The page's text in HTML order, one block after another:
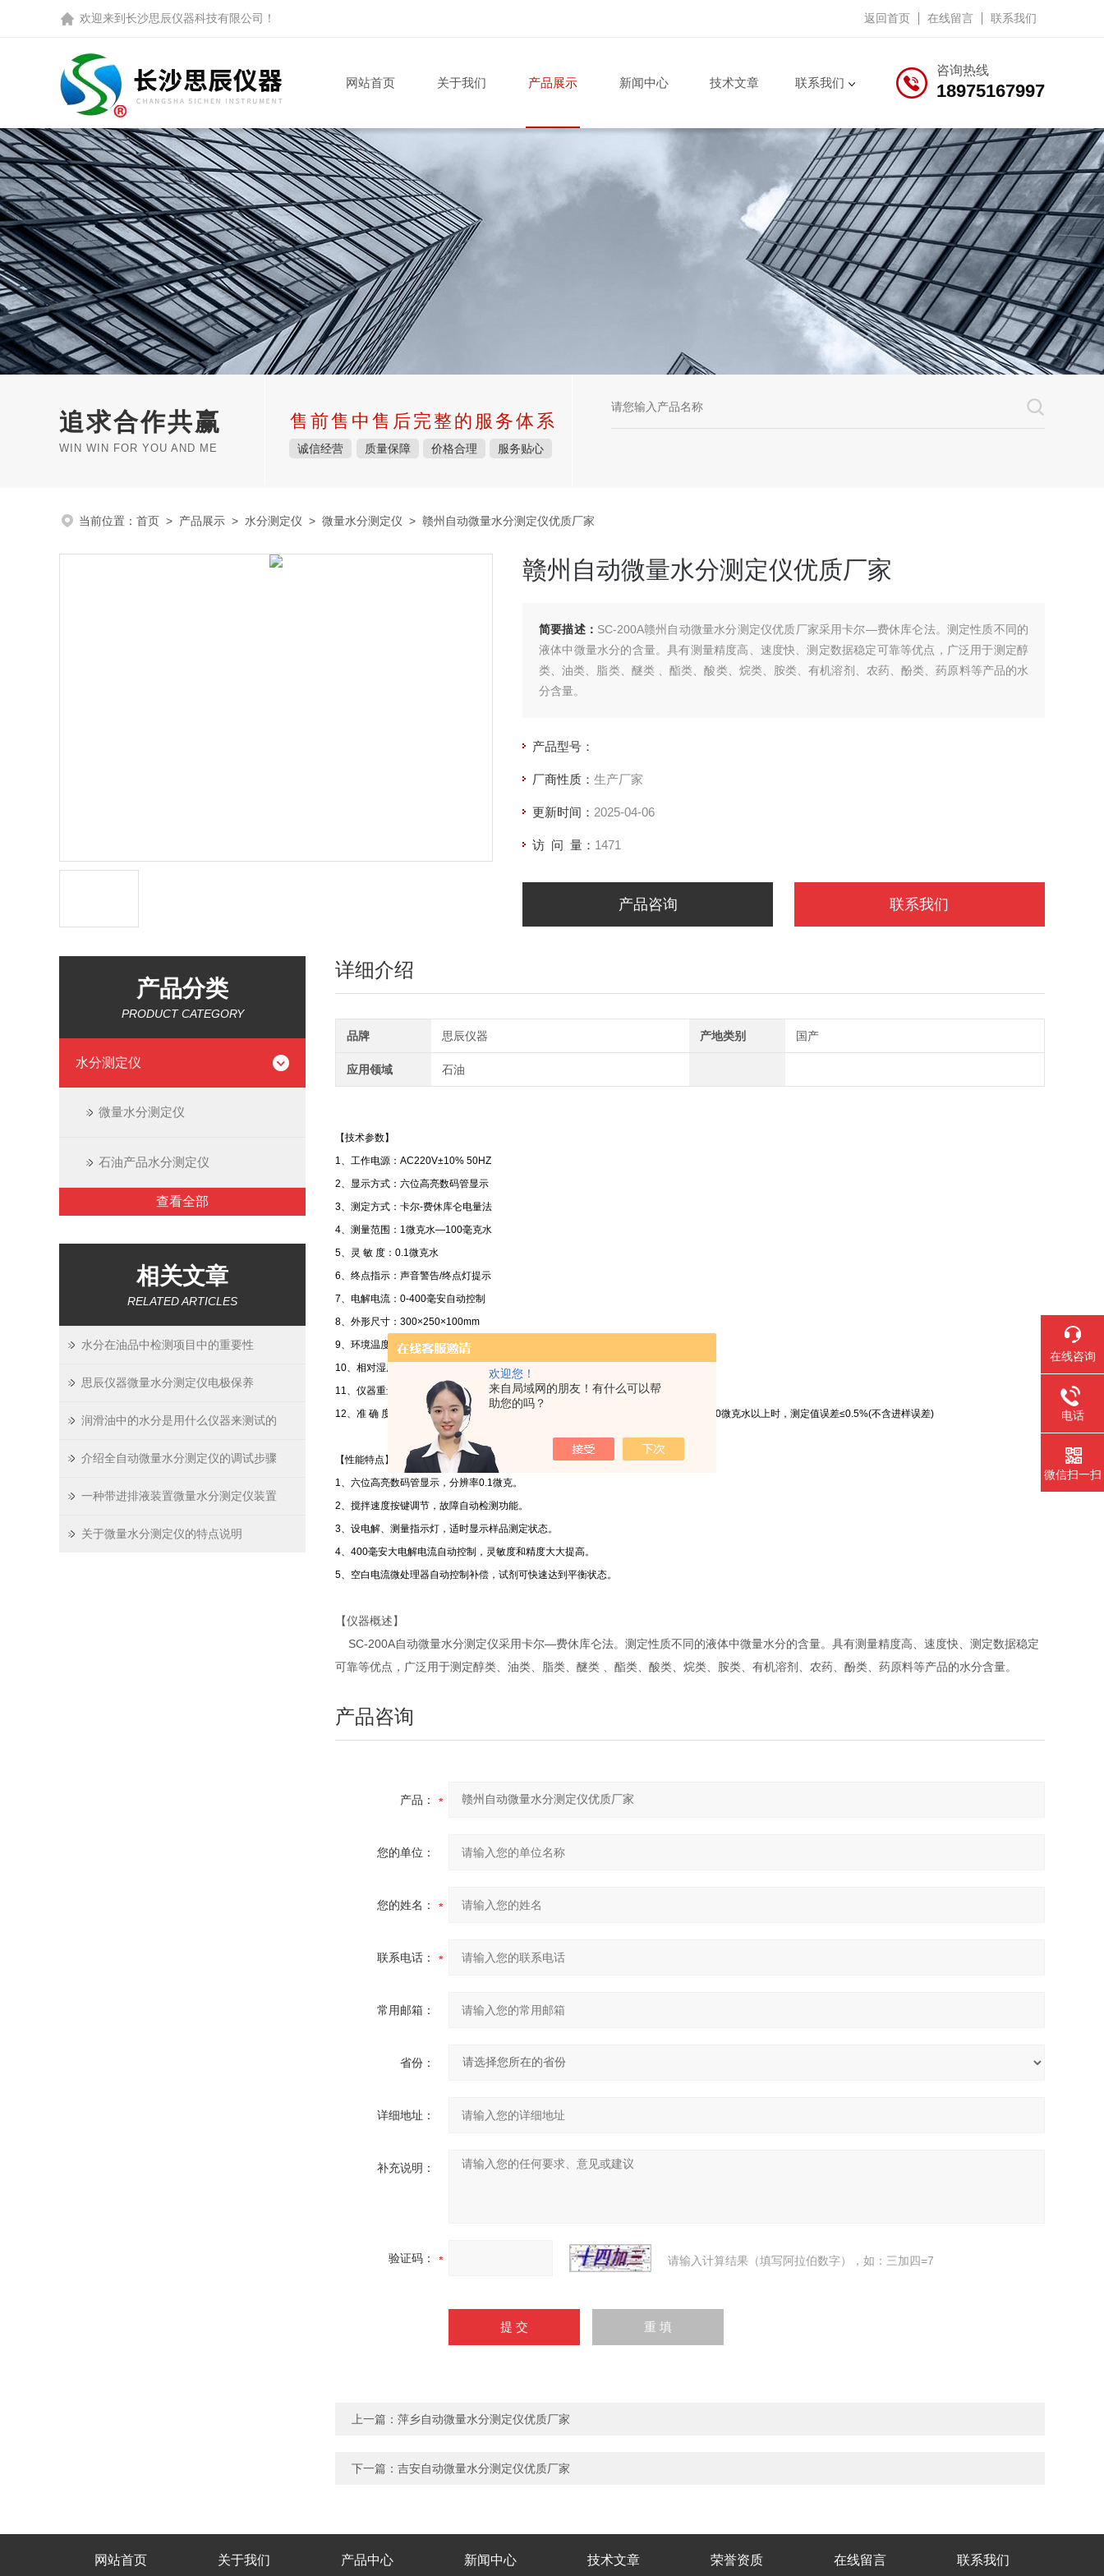
欢迎您！
来自局域网的朋友！有什么可以帮
助您的吗？
欢迎来到 长沙思辰仪器科技有限公司 ！ 返回首页 在线留言 联系我们
咨询热线
18975167997
网站首页 关于我们 产品展示 新闻中心 技术文章 联系我们
追求合作共赢
WIN WIN FOR YOU AND ME
售前售中售后完整的服务体系
诚信经营 质量保障 价格合理 服务贴心
当前位置： 首页 > 产品展示 > 水分测定仪 > 微量水分测定仪 > 赣州自动微量水分测定仪优质厂家
赣州自动微量水分测定仪优质厂家
简要描述： SC-200A赣州自动微量水分测定仪优质厂家采用卡尔—费休库仑法。测定性质不同的
液体中微量水分的含量。具有测量精度高、速度快、测定数据稳定可靠等优点，广泛用于测定醇
类、油类、脂类、醚类 、酯类、酸类、烷类、胺类、有机溶剂、农药、酚类、药原料等产品的水
分含量。
产品型号：
厂商性质： 生产厂家
更新时间： 2025-04-06
访 问 量： 1471
产品咨询 联系我们
产品分类
PRODUCT CATEGORY
水分测定仪
微量水分测定仪
石油产品水分测定仪
查看全部
相关文章
RELATED ARTICLES
水分在油品中检测项目中的重要性
思辰仪器微量水分测定仪电极保养
润滑油中的水分是用什么仪器来测试的
介绍全自动微量水分测定仪的调试步骤
一种带进排液装置微量水分测定仪装置
关于微量水分测定仪的特点说明
详细介绍
品牌 思辰仪器 产地类别 国产
应用领域 石油
【技术参数】
1、工作电源：AC220V±10% 50HZ
2、显示方式：六位高亮数码管显示
3、测定方式：卡尔-费休库仑电量法
4、测量范围：1微克水—100毫克水
5、灵 敏 度：0.1微克水
6、终点指示：声音警告/终点灯提示
7、电解电流：0-400毫安自动控制
8、外形尺寸：300×250×100mm
9、环境温度：5℃-40℃
10、相对湿度：<75%
11、仪器重量：6kg
12、准 确 度：水含量在1微克水-1000微克时，测定值误差不大于±0.3% 水含量在1000微克水以上时，测定值误差≤0.5%(不含进样误差)
【性能特点】
1、六位高亮数码管显示，分辨率0.1微克。
2、搅拌速度按键调节，故障自动检测功能。
3、设电解、测量指示灯，适时显示样品测定状态。
4、400毫安大电解电流自动控制，灵敏度和精度大大提高。
5、空白电流微处理器自动控制补偿，试剂可快速达到平衡状态。
【仪器概述】
SC-200A自动微量水分测定仪采用卡尔—费休库仑法。测定性质不同的液体中微量水分的含量。具有测量精度高、速度快、测定数据稳定
可靠等优点，广泛用于测定醇类、油类、脂类、醚类 、酯类、酸类、烷类、胺类、有机溶剂、农药、酚类、药原料等产品的水分含量。
产品咨询
产品：
您的单位：
您的姓名：
联系电话：
常用邮箱：
省份：
详细地址：
补充说明：
验证码： 请输入计算结果（填写阿拉伯数字），如：三加四=7
上一篇： 萍乡自动微量水分测定仪优质厂家
下一篇： 吉安自动微量水分测定仪优质厂家
网站首页 关于我们 产品中心 新闻中心 技术文章 荣誉资质 在线留言 联系我们
在线咨询
电话
微信扫一扫